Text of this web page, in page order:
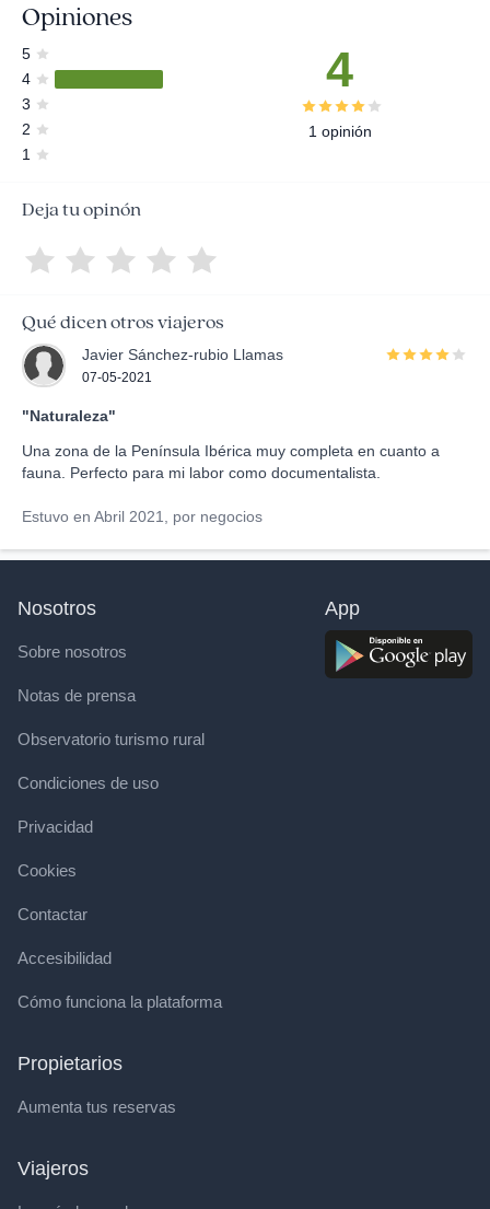
Opiniones
5
4
3
2
1
4
1 opinión
Deja tu opinón
Qué dicen otros viajeros
Javier Sánchez-rubio Llamas
07-05-2021
"Naturaleza"
Una zona de la Península Ibérica muy completa en cuanto a
fauna. Perfecto para mi labor como documentalista.
Estuvo en Abril 2021, por negocios
Nosotros
Sobre nosotros
Notas de prensa
Observatorio turismo rural
Condiciones de uso
Privacidad
Cookies
Contactar
Accesibilidad
Cómo funciona la plataforma
Propietarios
Aumenta tus reservas
Viajeros
App